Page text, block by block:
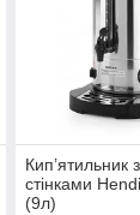
Кип’ятильник
стінками
(9л)